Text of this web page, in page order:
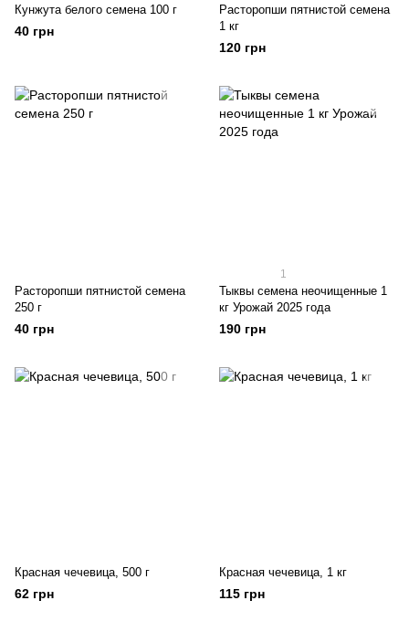
Кунжута белого семена 100 г
40 грн
Расторопши пятнистой семена
1 кг
120 грн
Расторопши пятнистой семена
250 г
40 грн
1
Тыквы семена неочищенные 1
кг Урожай 2025 года
190 грн
Красная чечевица, 500 г
62 грн
Красная чечевица, 1 кг
115 грн